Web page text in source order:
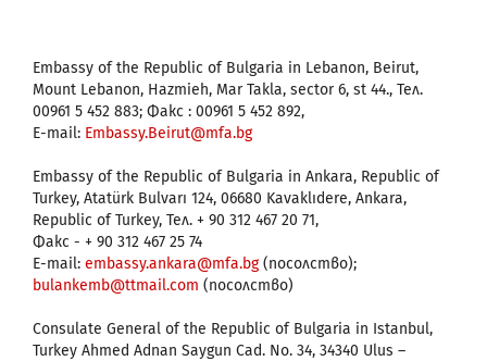
Embassy of the Republic of Bulgaria in Lebanon, Beirut,
Mount Lebanon, Hazmieh, Mar Takla, sector 6, st 44., Тел.
00961 5 452 883; Факс : 00961 5 452 892,
E-mail: Embassy.Beirut@mfa.bg
Embassy of the Republic of Bulgaria in Ankara, Republic of
Turkey, Atatürk Bulvarı 124, 06680 Kavaklıdere, Ankara,
Republic of Turkey, Тел. + 90 312 467 20 71,
Факс - + 90 312 467 25 74
E-mail: embassy.ankara@mfa.bg(посолство);
bulankemb@ttmail.com (посолство)
Consulate General of the Republic of Bulgaria in Istanbul,
Turkey Ahmed Adnan Saygun Cad. No. 34, 34340 Ulus –